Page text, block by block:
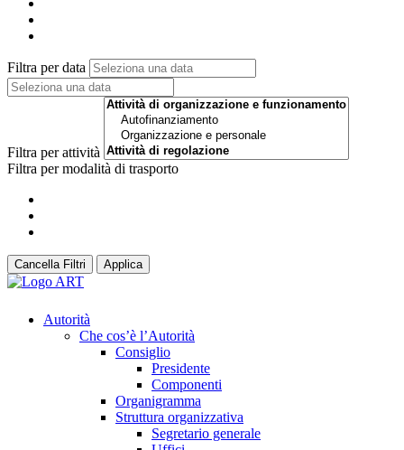
Filtra per data
Filtra per attività
Filtra per modalità di trasporto
Cancella Filtri Applica
Autorità
Che cos’è l’Autorità
Consiglio
Presidente
Componenti
Organigramma
Struttura organizzativa
Segretario generale